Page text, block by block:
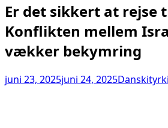
Er det sikkert at rejse
Konflikten mellem
vækker bekymring
juni 23, 2025juni 24, 2025